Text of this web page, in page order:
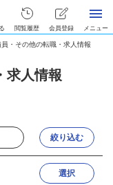
閲覧履歴 会員登録 メニュー
員・その他の転職・求人情報
求人情報
絞り込む
選択